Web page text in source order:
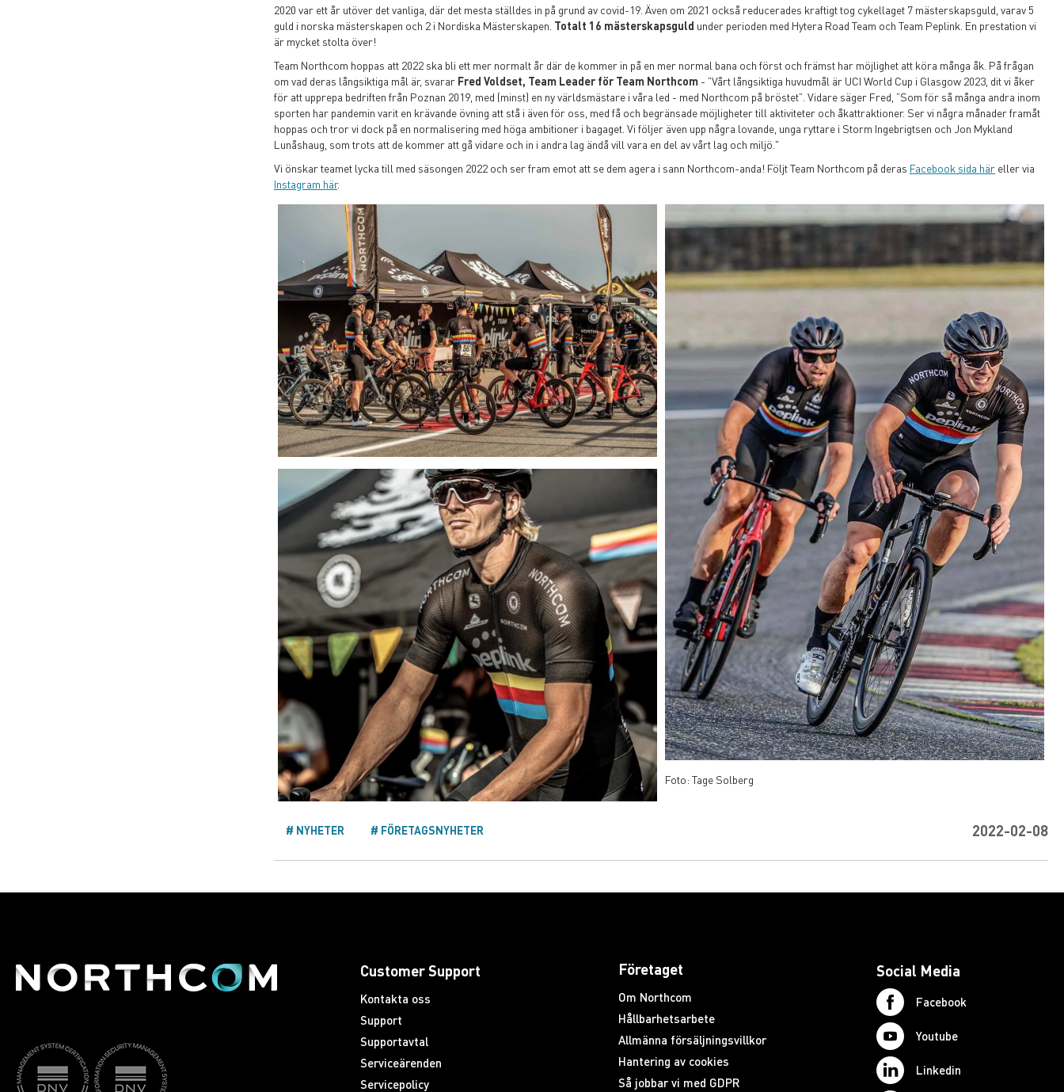
2020 var ett år utöver det vanliga, där det mesta ställdes in på grund av covid-19. Även om 2021 också reducerades kraftigt tog cykellaget 7 mästerskapsguld, varav 5
guld i norska mästerskapen och 2 i Nordiska Mästerskapen. Totalt 16 mästerskapsguld under perioden med Hytera Road Team och Team Peplink. En prestation vi
är mycket stolta över!
Team Northcom hoppas att 2022 ska bli ett mer normalt år där de kommer in på en mer normal bana och först och främst har möjlighet att köra många åk. På frågan
om vad deras långsiktiga mål är, svarar Fred Voldset, Team Leader för Team Northcom - ”Vårt långsiktiga huvudmål är UCI World Cup i Glasgow 2023, dit vi åker
för att upprepa bedriften från Poznan 2019, med (minst) en ny världsmästare i våra led - med Northcom på bröstet”. Vidare säger Fred, ”Som för så många andra inom
sporten har pandemin varit en krävande övning att stå i även för oss, med få och begränsade möjligheter till aktiviteter och åkattraktioner. Ser vi några månader framåt
hoppas och tror vi dock på en normalisering med höga ambitioner i bagaget. Vi följer även upp några lovande, unga ryttare i Storm Ingebrigtsen och Jon Mykland
Lunåshaug, som trots att de kommer att gå vidare och in i andra lag ändå vill vara en del av vårt lag och miljö."
Vi önskar teamet lycka till med säsongen 2022 och ser fram emot att se dem agera i sann Northcom-anda! Följt Team Northcom på deras Facebook sida här eller via
Instagram här.
Foto: Tage Solberg
NYHETER FÖRETAGSNYHETER 2022-02-08
Customer Support
Kontakta oss
Support
Supportavtal
Serviceärenden
Servicepolicy
Företaget
Om Northcom
Hållbarhetsarbete
Allmänna försäljningsvillkor
Hantering av cookies
Så jobbar vi med GDPR
Social Media
Facebook
Youtube
Linkedin